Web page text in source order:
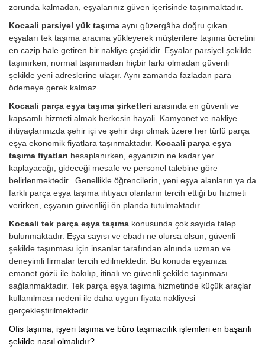
zorunda kalmadan, eşyalarınız güven içerisinde taşınmaktadır.
Kocaali parsiyel yük taşıma aynı güzergâha doğru çıkan
eşyaları tek taşıma aracına yükleyerek müşterilere taşıma ücretini
en cazip hale getiren bir nakliye çeşididir. Eşyalar parsiyel şekilde
taşınırken, normal taşınmadan hiçbir farkı olmadan güvenli
şekilde yeni adreslerine ulaşır. Aynı zamanda fazladan para
ödemeye gerek kalmaz.
Kocaali parça eşya taşıma şirketleri arasında en güvenli ve
kapsamlı hizmeti almak herkesin hayali. Kamyonet ve nakliye
ihtiyaçlarınızda şehir içi ve şehir dışı olmak üzere her türlü parça
eşya ekonomik fiyatlara taşınmaktadır. Kocaali parça eşya
taşıma fiyatları hesaplanırken, eşyanızın ne kadar yer
kaplayacağı, gideceği mesafe ve personel talebine göre
belirlenmektedir. Genellikle öğrencilerin, yeni eşya alanların ya da
farklı parça eşya taşıma ihtiyacı olanların tercih ettiği bu hizmeti
verirken, eşyanın güvenliği ön planda tutulmaktadır.
Kocaali tek parça eşya taşıma konusunda çok sayıda talep
bulunmaktadır. Eşya sayısı ve ebadı ne olursa olsun, güvenli
şekilde taşınması için insanlar tarafından alnında uzman ve
deneyimli firmalar tercih edilmektedir. Bu konuda eşyanıza
emanet gözü ile bakılıp, itinalı ve güvenli şekilde taşınması
sağlanmaktadır. Tek parça eşya taşıma hizmetinde küçük araçlar
kullanılması nedeni ile daha uygun fiyata nakliyesi
gerçekleştirilmektedir.
Ofis taşıma, işyeri taşıma ve büro taşımacılık işlemleri en başarılı
şekilde nasıl olmalıdır?